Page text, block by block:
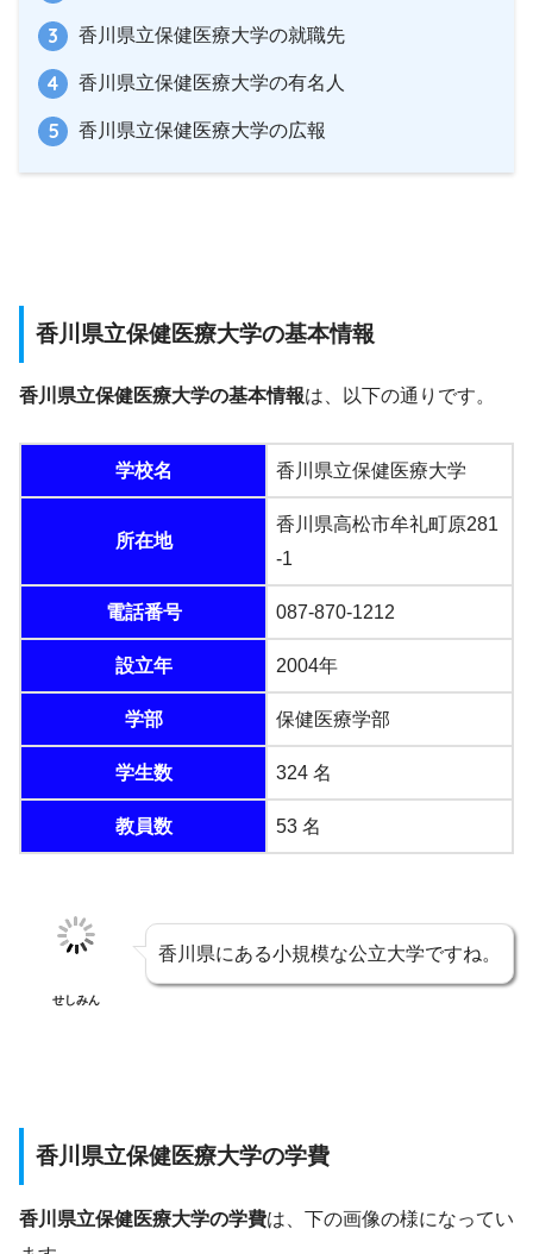
香川県立保健医療大学の就職先
香川県立保健医療大学の有名人
香川県立保健医療大学の広報
香川県立保健医療大学の基本情報
香川県立保健医療大学の基本情報は、以下の通りです。
学校名 香川県立保健医療大学
所在地
香川県高松市牟礼町原281
-1
電話番号 087-870-1212
設立年 2004年
学部 保健医療学部
学生数 324 名
教員数 53 名
せしみん
香川県にある小規模な公立大学ですね。
香川県立保健医療大学の学費
香川県立保健医療大学の学費は、下の画像の様になってい